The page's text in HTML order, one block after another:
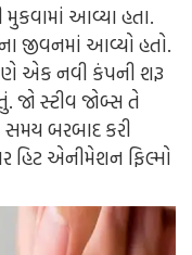
આવ્યા હતા.
જીવનમાં આવ્યો હતો.
એક નવી કંપની શરૂ
જો સ્ટીવ જોબ્સ તે
સમય બરબાદ કરી
એનીમેશન ફિલ્મો